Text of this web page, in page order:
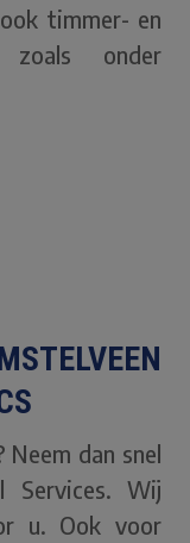
timmer- en
zoals onder
Neem dan snel
Services. Wij
u. Ook voor